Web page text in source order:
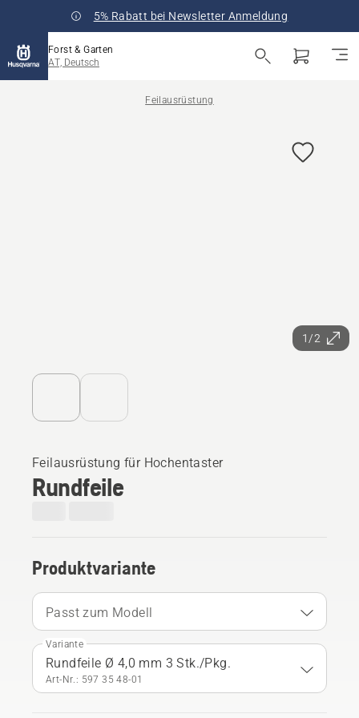
5% Rabatt bei Newsletter Anmeldung
Forst & Garten
AT, Deutsch
Feilausrüstung
1/2
Feilausrüstung für Hochentaster
Rundfeile
Produktvariante
Passt zum Modell
Variante
Rundfeile Ø 4,0 mm 3 Stk./Pkg.
Art-Nr.: 597 35 48‑01